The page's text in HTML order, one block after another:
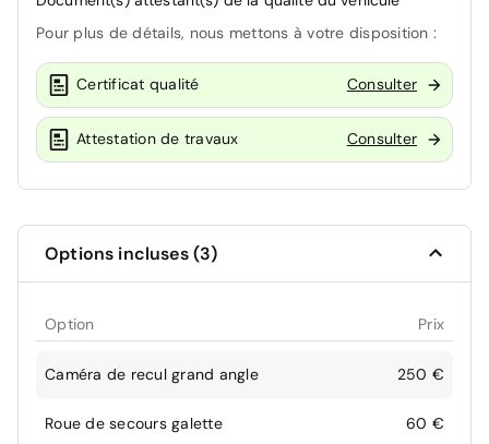
Pour plus de détails, nous mettons à votre disposition :
Certificat qualité Consulter
Attestation de travaux Consulter
Options incluses (3)
Option Prix
Caméra de recul grand angle 250 €
Roue de secours galette 60 €